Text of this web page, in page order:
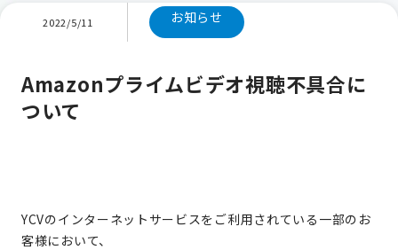
2022/5/11 お知らせ
Amazonプライムビデオ視聴不具合に
ついて
YCVのインターネットサービスをご利用されている一部のお
客様において、